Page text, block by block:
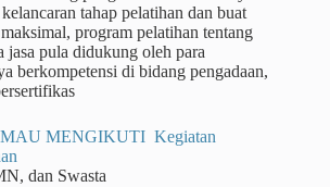
tahap pelatihan dan buat
program pelatihan tentang
jasa pula didukung oleh para
berkompetensi di bidang pengadaan,
MENGIKUTI Kegiatan
dan Swasta